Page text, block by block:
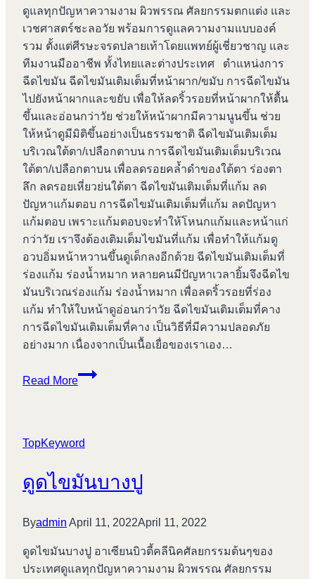
ดูแลทุกปัญหาความงาม ผิวพรรณ ศัลยกรรมตกแต่ง และ
เวชศาสตร์ชะลอวัย พร้อมการดูแลความงามแบบองค์
รวม ตั้งแต่ศีรษะจรดปลายเท้าโดยแพทย์ผู้เชี่ยวชาญ และ
ทีมงานมืออาชีพ ทั้งไทยและต่างประเทศ ตำแหน่งการ
ฉีดไขมัน ฉีดไขมันเติมเต็มที่หน้าผาก/ขมับ การฉีดไขมัน
ไปยังหน้าผากและขยับ เพื่อให้ลดริ้วรอยที่หน้าผากให้ตื้น
ขึ้นและอ่อนกว่าวัย ช่วยให้หน้าผากมีความนูนขึ้น ช่วย
ให้หน้าดูมีมิติขึ้นอย่างเป็นธรรมชาติ ฉีดไขมันเติมเต็ม
บริเวณใต้ตา/เปลือกตาบน การฉีดไขมันเติมเต็มบริเวณ
ใต้ตา/เปลือกตาบน เพื่อลดรอยคล้ำดำของใต้ตา ร่องตา
ลึก ลดรอยเหี่ยวย่นใต้ตา ฉีดไขมันเติมเต็มที่แก้ม ลด
ปัญหาแก้มตอบ การฉีดไขมันเติมเต็มที่แก้ม ลดปัญหา
แก้มตอบ เพราะแก้มตอบจะทำให้โหนกแก้มและหน้าแก่
กว่าวัย เราจึงต้องเติมเต็มไขมันที่แก้ม เพื่อทำให้แก้มดู
อวบอิ่มหน้าหวานขึ้นดูเด็กลงอีกด้วย ฉีดไขมันเติมเต็มที่
ร่องแก้ม ร่องน้ำหมาก หลายคนมีปัญหาเวลายิ้มจึงฉีดไข
มันบริเวณร่องแก้ม ร่องน้ำหมาก เพื่อลดริ้วรอยที่ร่อง
แก้ม ทำให้ใบหน้าดูอ่อนกว่าวัย ฉีดไขมันเติมเต็มที่คาง
การฉีดไขมันเติมเต็มที่คาง เป็นวิธีที่มีความปลอดภัย
อย่างมาก เนื่องจากเป็นเนื้อเยื่อของเราเอง…
Read More
เสริม
TopKeyword
ดูดไขมันบางปู
Byadmin April 11, 2022April 11, 2022
ดูดไขมันบางปู อาเซียนบิวตี้คลีนิคศัลยกรรมต้นๆของ
ประเทศดูแลทุกปัญหาความงาม ผิวพรรณ ศัลยกรรม